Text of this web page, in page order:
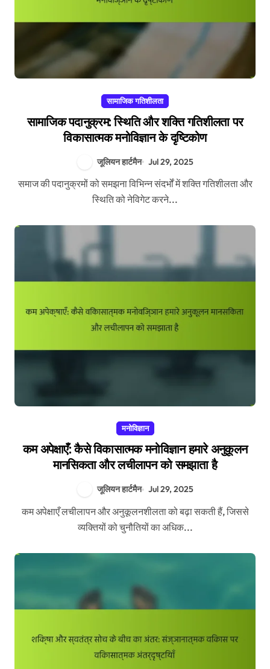
सामाजिक गतिशीलता
सामाजिक पदानुक्रम: स्थिति और शक्ति गतिशीलता पर
विकासात्मक मनोविज्ञान के दृष्टिकोण
जूलियन हार्टमैन Jul 29, 2025
समाज की पदानुक्रमों को समझना विभिन्न संदर्भों में शक्ति गतिशीलता और
स्थिति को नेविगेट करने...
मनोविज्ञान
कम अपेक्षाएँ: कैसे विकासात्मक मनोविज्ञान हमारे अनुकूलन
मानसिकता और लचीलापन को समझाता है
जूलियन हार्टमैन Jul 29, 2025
कम अपेक्षाएँ लचीलापन और अनुकूलनशीलता को बढ़ा सकती हैं, जिससे
व्यक्तियों को चुनौतियों का अधिक...